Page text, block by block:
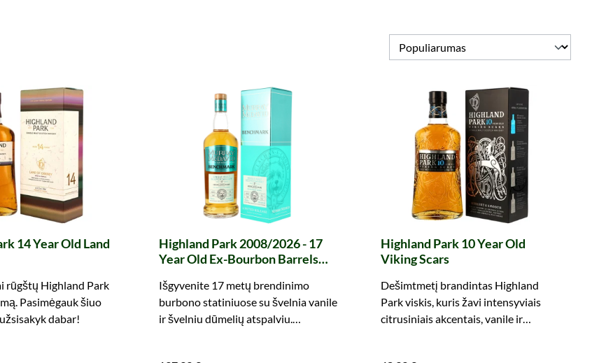
14 Year Old Land
rūgštų Highland Park
Pasimėgauk šiuo
dabar!
Highland Park 2008/2026 - 17
Year Old Ex-Bourbon Barrels
Išgyvenite 17 metų brendinimo
burbono statiniuose su švelnia vanile
ir švelniu dūmelių atspalviu.
Highland Park 10 Year Old
Viking Scars
Dešimtmetį brandintas Highland
Park viskis, kuris žavi intensyviais
citrusiniais akcentais, vanile ir